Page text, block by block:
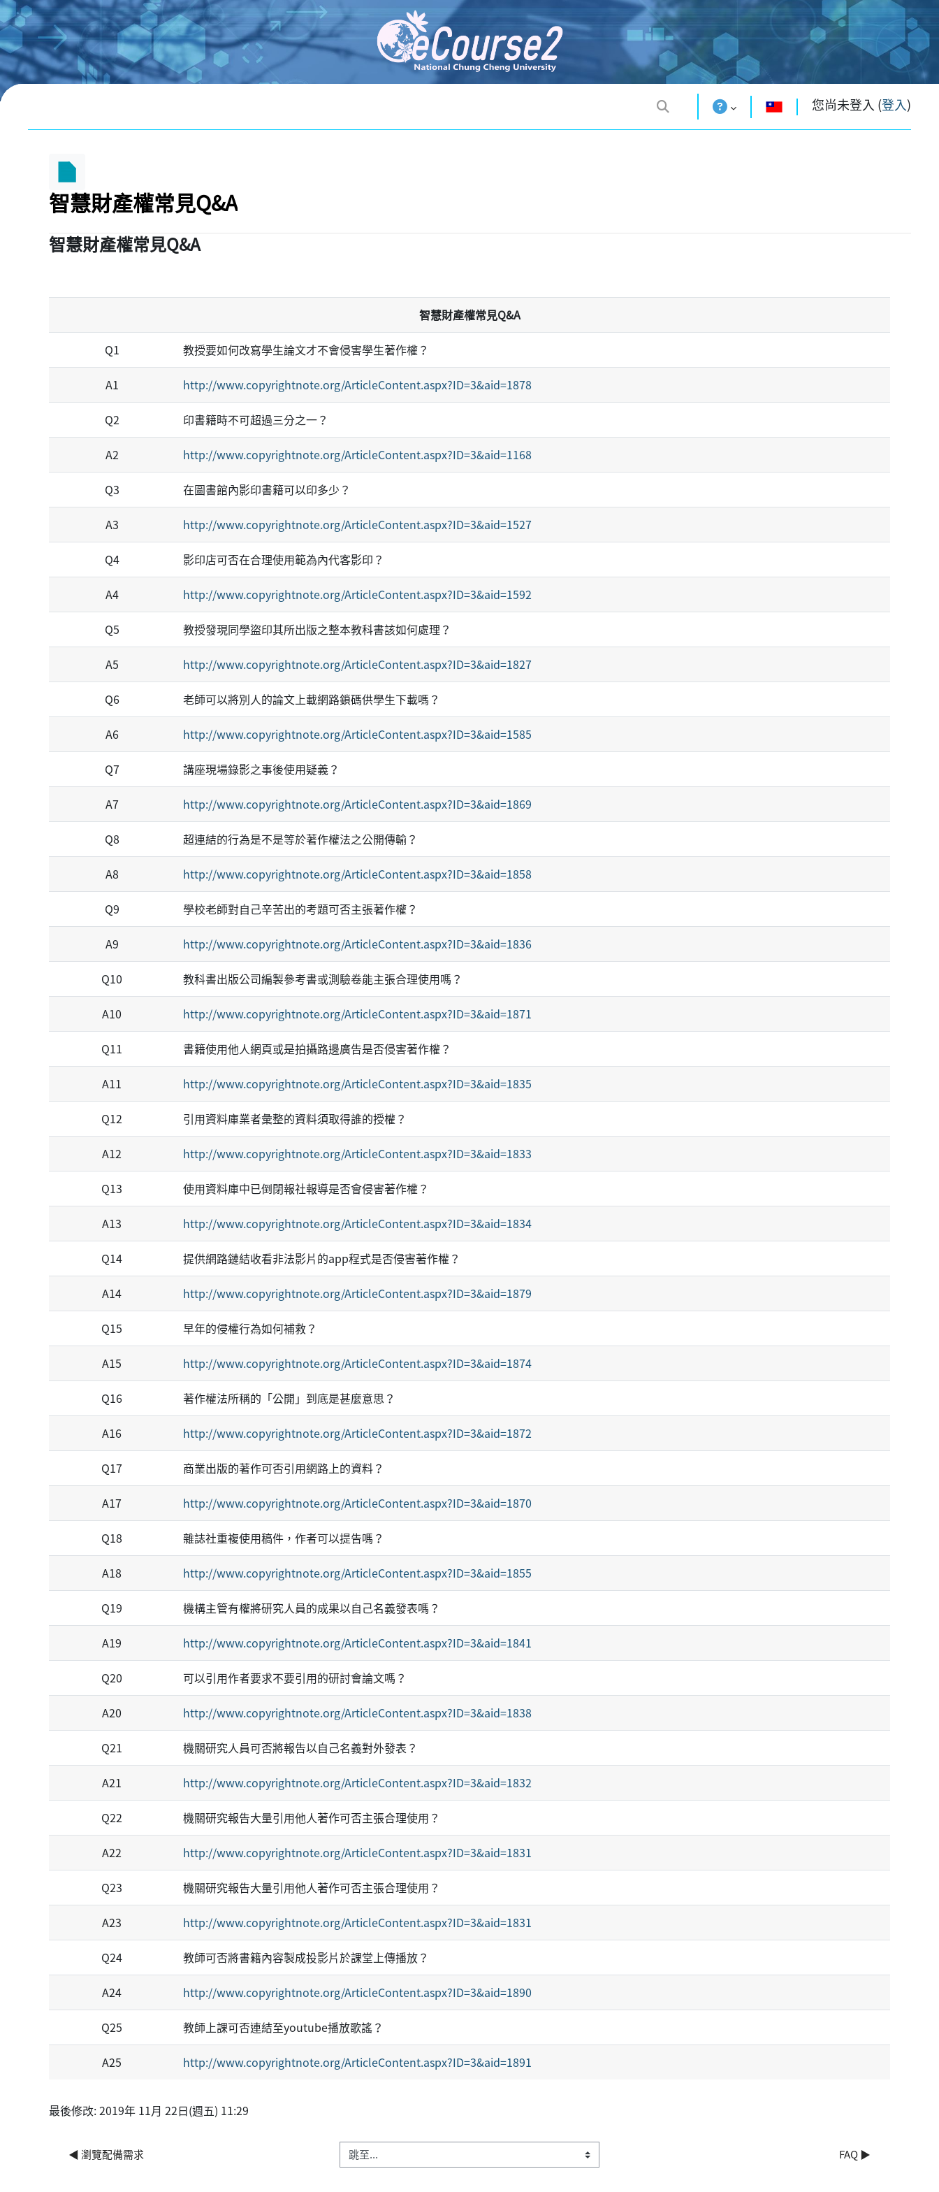
跳至主內容
您尚未登入 (登入)
智慧財產權常見Q&A
智慧財產權常見Q&A
智慧財產權常見Q&A
Q1 教授要如何改寫學生論文才不會侵害學生著作權？
A1 http://www.copyrightnote.org/ArticleContent.aspx?ID=3&aid=1878
Q2 印書籍時不可超過三分之一？
A2 http://www.copyrightnote.org/ArticleContent.aspx?ID=3&aid=1168
Q3 在圖書館內影印書籍可以印多少？
A3 http://www.copyrightnote.org/ArticleContent.aspx?ID=3&aid=1527
Q4 影印店可否在合理使用範為內代客影印？
A4 http://www.copyrightnote.org/ArticleContent.aspx?ID=3&aid=1592
Q5 教授發現同學盜印其所出版之整本教科書該如何處理？
A5 http://www.copyrightnote.org/ArticleContent.aspx?ID=3&aid=1827
Q6 老師可以將別人的論文上載網路鎖碼供學生下載嗎？
A6 http://www.copyrightnote.org/ArticleContent.aspx?ID=3&aid=1585
Q7 講座現場錄影之事後使用疑義？
A7 http://www.copyrightnote.org/ArticleContent.aspx?ID=3&aid=1869
Q8 超連結的行為是不是等於著作權法之公開傳輸？
A8 http://www.copyrightnote.org/ArticleContent.aspx?ID=3&aid=1858
Q9 學校老師對自己辛苦出的考題可否主張著作權？
A9 http://www.copyrightnote.org/ArticleContent.aspx?ID=3&aid=1836
Q10 教科書出版公司編製參考書或測驗卷能主張合理使用嗎？
A10 http://www.copyrightnote.org/ArticleContent.aspx?ID=3&aid=1871
Q11 書籍使用他人網頁或是拍攝路邊廣告是否侵害著作權？
A11 http://www.copyrightnote.org/ArticleContent.aspx?ID=3&aid=1835
Q12 引用資料庫業者彙整的資料須取得誰的授權？
A12 http://www.copyrightnote.org/ArticleContent.aspx?ID=3&aid=1833
Q13 使用資料庫中已倒閉報社報導是否會侵害著作權？
A13 http://www.copyrightnote.org/ArticleContent.aspx?ID=3&aid=1834
Q14 提供網路鏈結收看非法影片的app程式是否侵害著作權？
A14 http://www.copyrightnote.org/ArticleContent.aspx?ID=3&aid=1879
Q15 早年的侵權行為如何補救？
A15 http://www.copyrightnote.org/ArticleContent.aspx?ID=3&aid=1874
Q16 著作權法所稱的「公開」到底是甚麼意思？
A16 http://www.copyrightnote.org/ArticleContent.aspx?ID=3&aid=1872
Q17 商業出版的著作可否引用網路上的資料？
A17 http://www.copyrightnote.org/ArticleContent.aspx?ID=3&aid=1870
Q18 雜誌社重複使用稿件，作者可以提告嗎？
A18 http://www.copyrightnote.org/ArticleContent.aspx?ID=3&aid=1855
Q19 機構主管有權將研究人員的成果以自己名義發表嗎？
A19 http://www.copyrightnote.org/ArticleContent.aspx?ID=3&aid=1841
Q20 可以引用作者要求不要引用的研討會論文嗎？
A20 http://www.copyrightnote.org/ArticleContent.aspx?ID=3&aid=1838
Q21 機關研究人員可否將報告以自己名義對外發表？
A21 http://www.copyrightnote.org/ArticleContent.aspx?ID=3&aid=1832
Q22 機關研究報告大量引用他人著作可否主張合理使用？
A22 http://www.copyrightnote.org/ArticleContent.aspx?ID=3&aid=1831
Q23 機關研究報告大量引用他人著作可否主張合理使用？
A23 http://www.copyrightnote.org/ArticleContent.aspx?ID=3&aid=1831
Q24 教師可否將書籍內容製成投影片於課堂上傳播放？
A24 http://www.copyrightnote.org/ArticleContent.aspx?ID=3&aid=1890
Q25 教師上課可否連結至youtube播放歌謠？
A25 http://www.copyrightnote.org/ArticleContent.aspx?ID=3&aid=1891
最後修改: 2019年 11月 22日(週五) 11:29
◀︎ 瀏覽配備需求 跳至... FAQ ▶︎